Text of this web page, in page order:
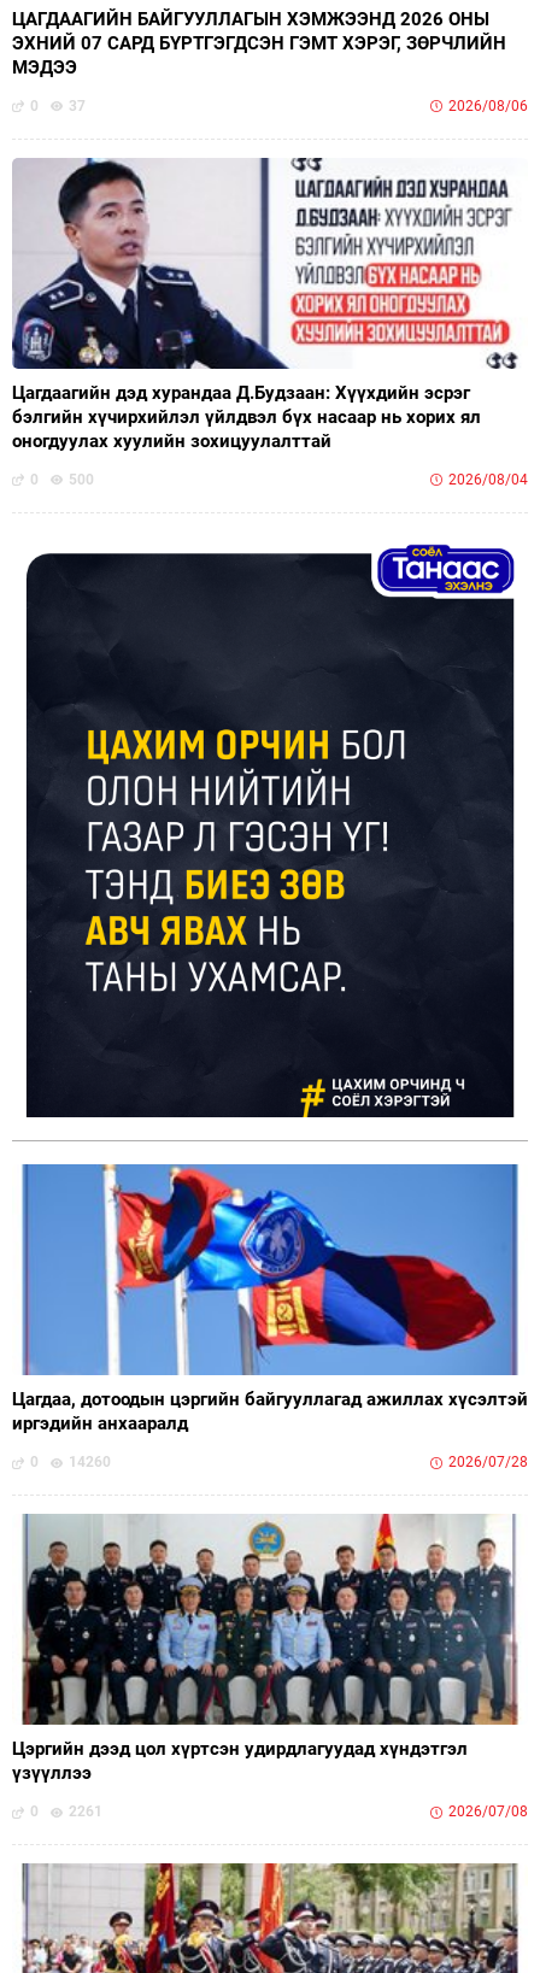
ЦАГДААГИЙН БАЙГУУЛЛАГЫН ХЭМЖЭЭНД 2026 ОНЫ
ЭХНИЙ 07 САРД БҮРТГЭГДСЭН ГЭМТ ХЭРЭГ, ЗӨРЧЛИЙН
МЭДЭЭ
0 37 2026/08/06
Цагдаагийн дэд хурандаа Д.Будзаан: Хүүхдийн эсрэг
бэлгийн хүчирхийлэл үйлдвэл бүх насаар нь хорих ял
оногдуулах хуулийн зохицуулалттай
0 500 2026/08/04
Цагдаа, дотоодын цэргийн байгууллагад ажиллах хүсэлтэй
иргэдийн анхааралд
0 14260 2026/07/28
Цэргийн дээд цол хүртсэн удирдлагуудад хүндэтгэл
үзүүллээ
0 2261 2026/07/08